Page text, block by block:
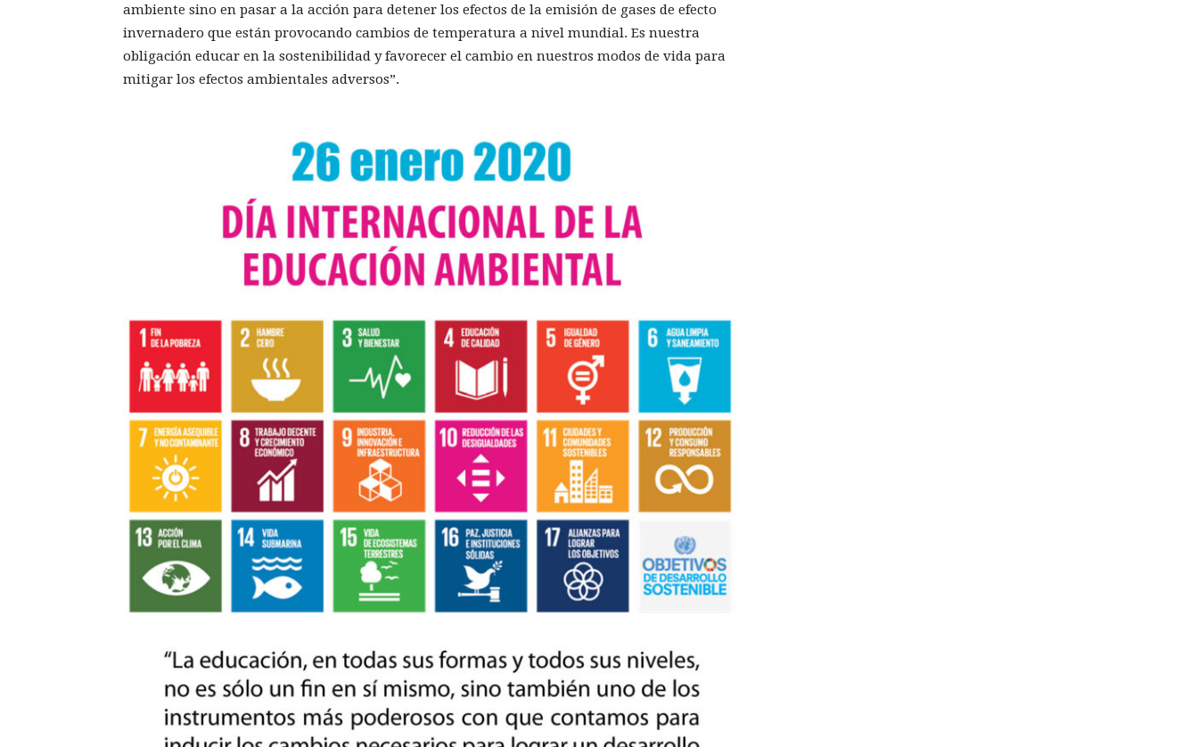
ambiente sino en pasar a la acción para detener los efectos de la emisión de gases de efecto
invernadero que están provocando cambios de temperatura a nivel mundial. Es nuestra
obligación educar en la sostenibilidad y favorecer el cambio en nuestros modos de vida para
mitigar los efectos ambientales adversos”.